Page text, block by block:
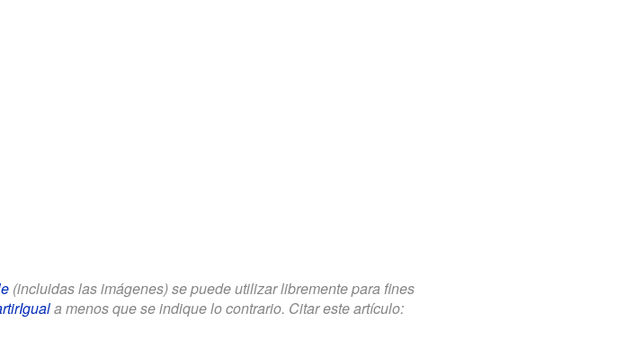
(incluidas las imágenes) se puede utilizar libremente para fines
a menos que se indique lo contrario. Citar este artículo: